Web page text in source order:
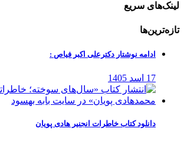
لینک‌های سریع
تازه‌ترین‌ها
ادامه نوشتار دکترعلی اکبر فیاص :
17 اسد 1405
دانلود کتاب خاطرات انجنیر هادی پویان